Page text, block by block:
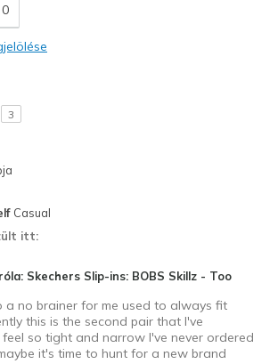
0
3
Casual
itt:
Skechers Slip-ins: BOBS Skillz - Too
a no brainer for me used to always fit
this is the second pair that I've
so tight and narrow I've never ordered
it's time to hunt for a new brand